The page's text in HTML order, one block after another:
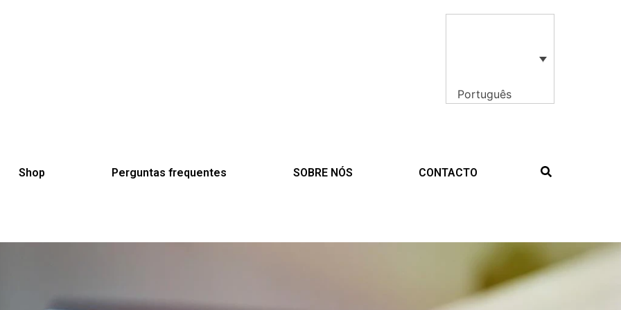
Português
Shop Perguntas frequentes SOBRE NÓS CONTACTO